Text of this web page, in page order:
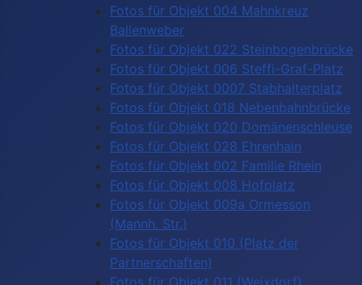
Fotos für Objekt 004 Mahnkreuz
Ballenweber
Fotos für Objekt 022 Steinbogenbrücke
Fotos für Objekt 006 Steffi-Graf-Platz
Fotos für Objekt 0007 Stabhalterplatz
Fotos für Objekt 018 Nebenbahnbrücke
Fotos für Objekt 020 Domänenschleuse
Fotos für Objekt 028 Ehrenhain
Fotos für Objekt 002 Familie Rhein
Fotos für Objekt 008 Hofplatz
Fotos für Objekt 009a Ormesson
(Mannh. Str.)
Fotos für Objekt 010 (Platz der
Partnerschaften)
Fotos für Objekt 011 (Weixdorf)